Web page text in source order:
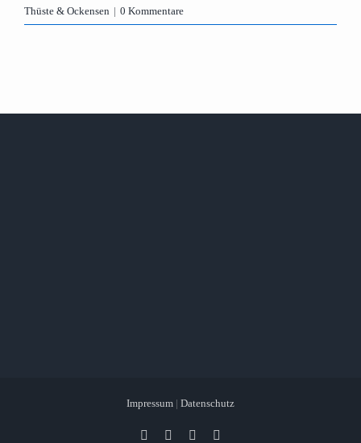
Thüste & Ockensen | 0 Kommentare
Impressum | Datenschutz
Facebook Instagram